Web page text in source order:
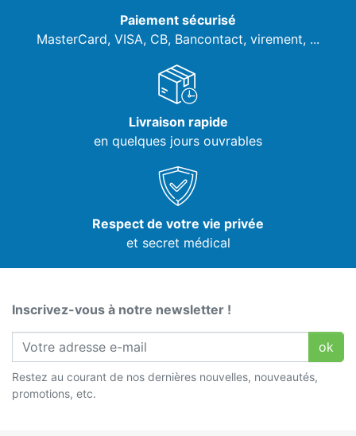
Paiement sécurisé
MasterCard, VISA, CB, Bancontact, virement, ...
Livraison rapide
en quelques jours ouvrables
Respect de votre vie privée
et secret médical
Inscrivez-vous à notre newsletter !
ok
Restez au courant de nos dernières nouvelles, nouveautés,
promotions, etc.